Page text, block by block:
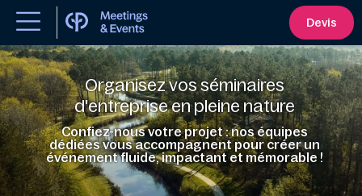
Devis
Organisez vos séminaires
d'entreprise en pleine nature
Confiez-nous votre projet : nos équipes
dédiées vous accompagnent pour créer un
événement fluide, impactant et mémorable !